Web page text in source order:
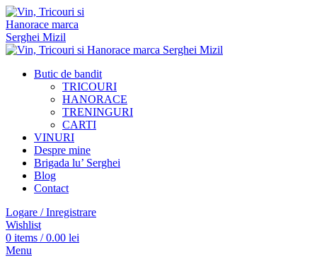
Butic de bandit
TRICOURI
HANORACE
TRENINGURI
CARTI
VINURI
Despre mine
Brigada lu’ Serghei
Blog
Contact
Logare / Inregistrare
Wishlist
0 items / 0.00 lei
Menu